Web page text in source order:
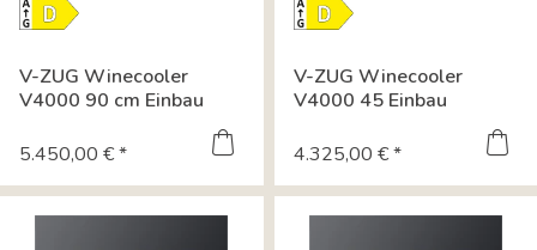
Energielabel-
Datenblatt
V-ZUG Winecooler
V4000 90 cm Einbau
5.450,00 € *
Energielabel-
Datenblatt
V-ZUG Winecooler
V4000 45 Einbau
4.325,00 € *